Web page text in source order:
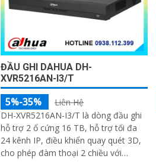
ĐẦU GHI DAHUA DH-
XVR5216AN-I3/T
5%-35%
Liên Hệ
DH-XVR5216AN-I3/T là dòng đầu ghi
hỗ trợ 2 ổ cứng 16 TB, hỗ trợ tối đa
24 kênh IP, điều khiển quay quét 3D,
cho phép đàm thoại 2 chiều với